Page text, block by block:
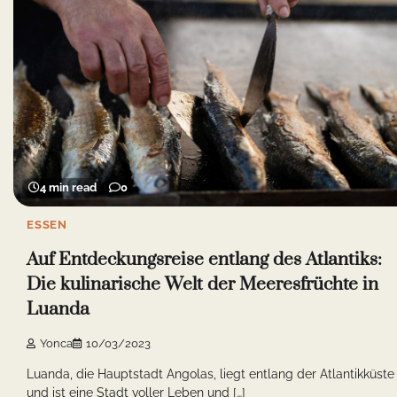
4 min read 0
ESSEN
Auf Entdeckungsreise entlang des Atlantiks:
Die kulinarische Welt der Meeresfrüchte in
Luanda
Yonca 10/03/2023
Luanda, die Hauptstadt Angolas, liegt entlang der Atlantikküste
und ist eine Stadt voller Leben und […]